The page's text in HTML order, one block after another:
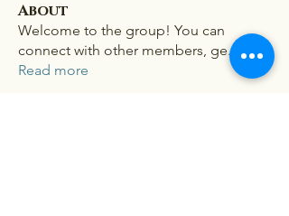
About
Welcome to the group! You can
connect with other members, ge...
Read more